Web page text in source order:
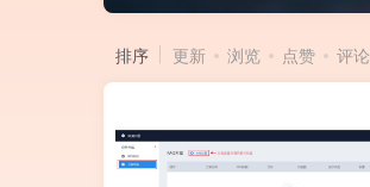
排序 更新 浏览 点赞 评论